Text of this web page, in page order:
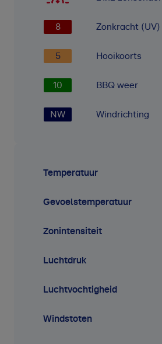
8 Zonkracht (UV)
5 Hooikoorts
10 BBQ weer
NW Windrichting
Temperatuur
Gevoelstemperatuur
Zonintensiteit
Luchtdruk
Luchtvochtigheid
Windstoten